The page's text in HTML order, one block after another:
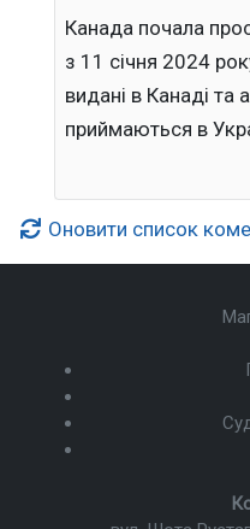
Канада почала
з 11 січня 2024
видані в Канаді та
приймаються в
Оновити список